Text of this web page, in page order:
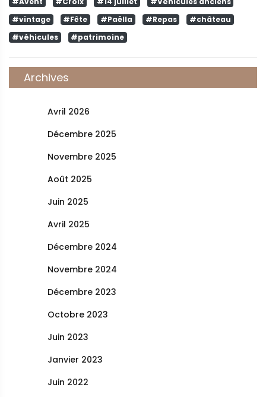
#vintage
#Fête #Paëlla #Repas
#château
#véhicules
#patrimoine
Archives
Avril 2026
Décembre 2025
Novembre 2025
Août 2025
Juin 2025
Avril 2025
Décembre 2024
Novembre 2024
Décembre 2023
Octobre 2023
Juin 2023
Janvier 2023
Juin 2022